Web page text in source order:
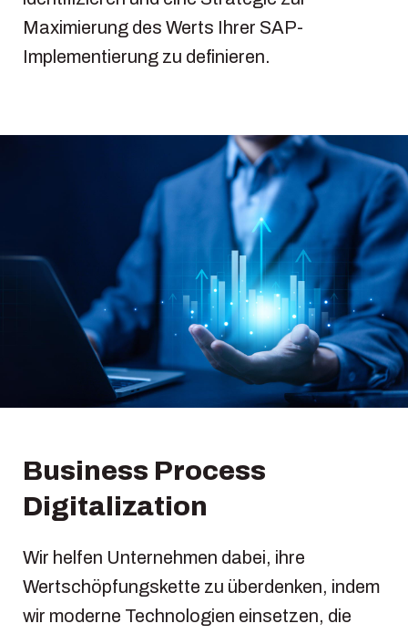
Maximierung des Werts Ihrer SAP-
Implementierung zu definieren.
Business Process
Digitalization
Wir helfen Unternehmen dabei, ihre
Wertschöpfungskette zu überdenken, indem
wir moderne Technologien einsetzen, die